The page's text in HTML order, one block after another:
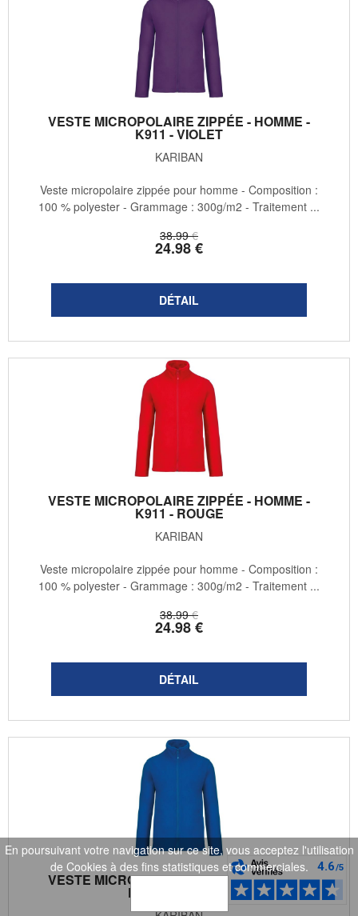
VESTE MICROPOLAIRE ZIPPÉE - HOMME -
K911 - VIOLET
KARIBAN
38.99 €
24.98€
Veste micropolaire zippée pour homme - Composition :
100 % polyester - Grammage : 300g/m2 - Traitement ...
VESTE MICROPOLAIRE ZIPPÉE - HOMME -
K911 - ROUGE
KARIBAN
38.99 €
24.98€
Veste micropolaire zippée pour homme - Composition :
100 % polyester - Grammage : 300g/m2 - Traitement ...
VESTE MICROPOLAIRE ZIPPÉE - HOMME -
K911 - BLEU ROI
En poursuivant votre navigation sur ce site, vous acceptez l'utilisation
de Cookies à des fins statistiques et commerciales.